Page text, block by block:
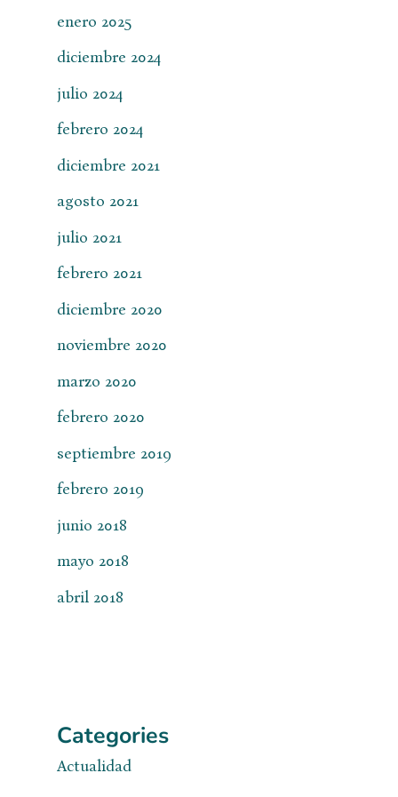
enero 2025
diciembre 2024
julio 2024
febrero 2024
diciembre 2021
agosto 2021
julio 2021
febrero 2021
diciembre 2020
noviembre 2020
marzo 2020
febrero 2020
septiembre 2019
febrero 2019
junio 2018
mayo 2018
abril 2018
Categories
Actualidad